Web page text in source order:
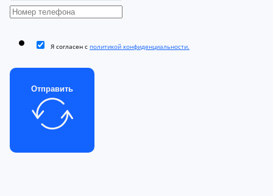
Я согласен с политикой конфиденциальности.
Отправить